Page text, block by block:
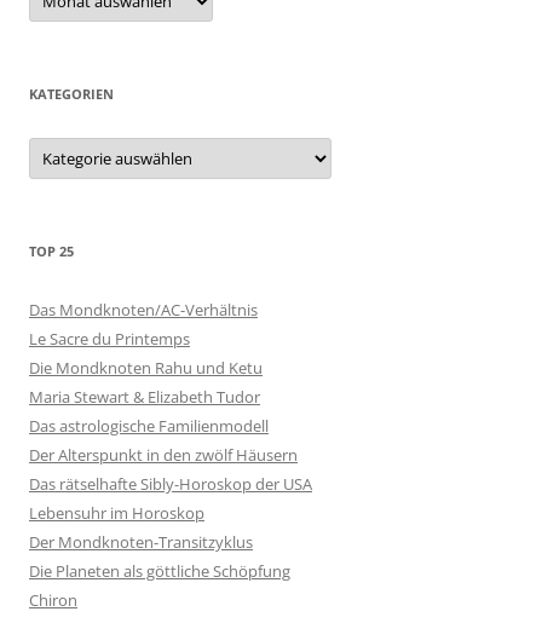
KATEGORIEN
Kategorien
TOP 25
Das Mondknoten/AC-Verhältnis
Le Sacre du Printemps
Die Mondknoten Rahu und Ketu
Maria Stewart & Elizabeth Tudor
Das astrologische Familienmodell
Der Alterspunkt in den zwölf Häusern
Das rätselhafte Sibly-Horoskop der USA
Lebensuhr im Horoskop
Der Mondknoten-Transitzyklus
Die Planeten als göttliche Schöpfung
Chiron